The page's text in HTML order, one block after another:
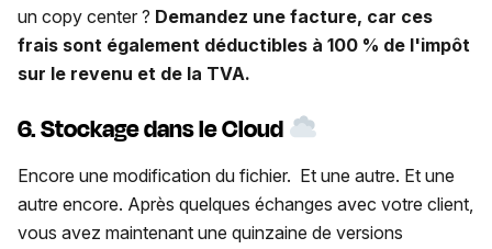
un copy center ? Demandez une facture, car ces
frais sont également déductibles à 100 % de l'impôt
sur le revenu et de la TVA.
6. Stockage dans le Cloud
Encore une modification du fichier. Et une autre. Et une
autre encore. Après quelques échanges avec votre client,
vous avez maintenant une quinzaine de versions